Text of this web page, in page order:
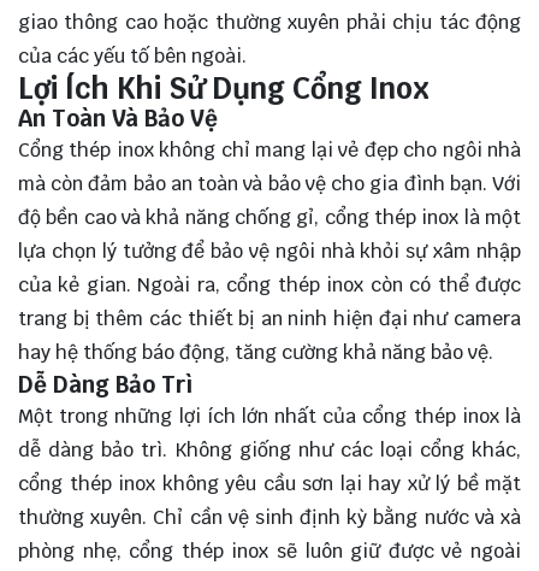
giao thông cao hoặc thường xuyên phải chịu tác động
của các yếu tố bên ngoài.
Lợi Ích Khi Sử Dụng Cổng Inox
An Toàn Và Bảo Vệ
Cổng thép inox không chỉ mang lại vẻ đẹp cho ngôi nhà
mà còn đảm bảo an toàn và bảo vệ cho gia đình bạn. Với
độ bền cao và khả năng chống gỉ, cổng thép inox là một
lựa chọn lý tưởng để bảo vệ ngôi nhà khỏi sự xâm nhập
của kẻ gian. Ngoài ra, cổng thép inox còn có thể được
trang bị thêm các thiết bị an ninh hiện đại như camera
hay hệ thống báo động, tăng cường khả năng bảo vệ.
Dễ Dàng Bảo Trì
Một trong những lợi ích lớn nhất của cổng thép inox là
dễ dàng bảo trì. Không giống như các loại cổng khác,
cổng thép inox không yêu cầu sơn lại hay xử lý bề mặt
thường xuyên. Chỉ cần vệ sinh định kỳ bằng nước và xà
phòng nhẹ, cổng thép inox sẽ luôn giữ được vẻ ngoài